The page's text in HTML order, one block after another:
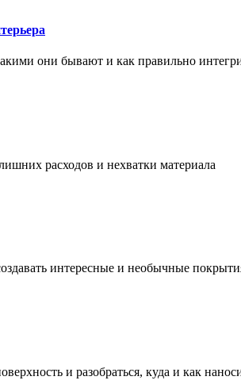
они бывают и как правильно
расходов и нехватки материала
интересные и необычные
и разобраться, куда и как